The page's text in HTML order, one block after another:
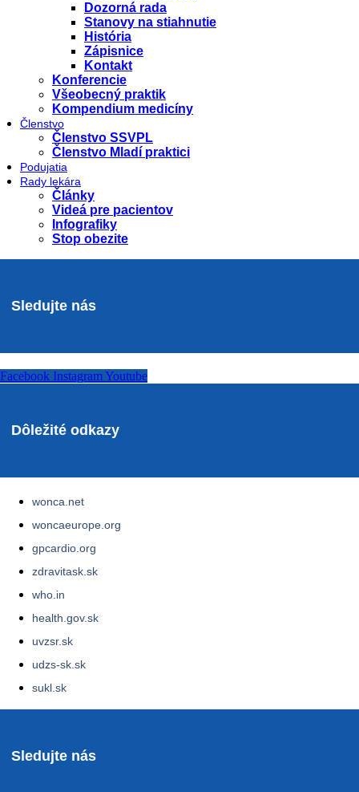
Dozorná rada
Stanovy na stiahnutie
História
Zápisnice
Kontakt
Konferencie
Všeobecný praktik
Kompendium medicíny
Členstvo
Členstvo SSVPL
Členstvo Mladí praktici
Podujatia
Rady lekára
Články
Videá pre pacientov
Infografiky
Stop obezite
Sledujte nás
Facebook Instagram Youtube
Dôležité odkazy
wonca.net
woncaeurope.org
gpcardio.org
zdravitask.sk
who.in
health.gov.sk
uvzsr.sk
udzs-sk.sk
sukl.sk
Sledujte nás